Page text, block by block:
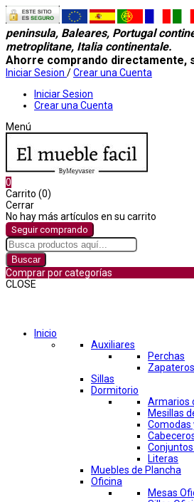
peninsula, Baleares, Portugal
metroplitane, Italia continentale.
Ahorre comprando directamente,
Iniciar Sesion /Crear una Cuenta
Iniciar Sesion
Crear una Cuenta
Menú
0
Carrito (0)
Cerrar
No hay más artículos en su carrito
Seguir comprando
Buscar
Comprar por categorías
CLOSE
Inicio
Auxiliares
Perchas
Zapateros
Sillas
Dormitorio
Armarios
Mesillas
Comodas
Literas
Muebles de Plancha
Oficina
Mesas